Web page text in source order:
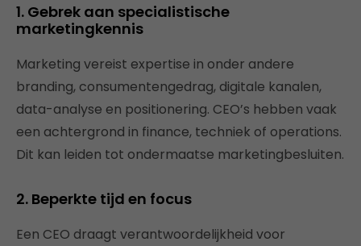
1. Gebrek aan specialistische
marketingkennis
Marketing vereist expertise in onder andere
branding, consumentengedrag, digitale kanalen,
data-analyse en positionering. CEO’s hebben vaak
een achtergrond in finance, techniek of operations.
Dit kan leiden tot ondermaatse marketingbesluiten.
2. Beperkte tijd en focus
Een CEO draagt verantwoordelijkheid voor